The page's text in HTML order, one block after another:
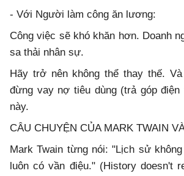
- Với Người làm công ăn lương:
Công việc sẽ khó khăn hơn. Doanh
sa thải nhân sự.
Hãy trở nên không thể thay thế.
đừng vay nợ tiêu dùng (trả góp
này.
CÂU CHUYỆN CỦA MARK TWAIN
Mark Twain từng nói: "Lịch sử
luôn có vần điệu." (History doesn't